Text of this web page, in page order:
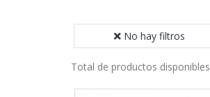
No hay filtros
Total de productos disponibles